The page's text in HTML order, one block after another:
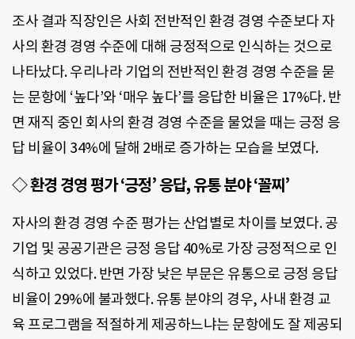
조사 결과 직장인은 사회 전반적인 환경 경영 수준보다 자
사의 환경 경영 수준에 대해 긍정적으로 인식하는 것으로
나타났다. 우리나라 기업의 전반적인 환경 경영 수준을 묻
는 문항에 ‘높다’와 ‘매우 높다’를 응답한 비율은 17%다. 반
면 재직 중인 회사의 환경 경영 수준을 물었을 때는 긍정 응
답 비율이 34%에 달해 2배로 증가하는 모습을 보였다.
◇ 환경 경영 평가 ‘긍정’ 응답, 유통 분야 ‘꼴찌’
자사의 환경 경영 수준 평가는 산업별로 차이를 보였다. 공
기업 및 공공기관은 긍정 응답 40%로 가장 긍정적으로 인
식하고 있었다. 반면 가장 낮은 부문은 유통으로 긍정 응답
비율이 29%에 불과했다. 유통 분야의 경우, 사내 환경 교
육 프로그램을 적절하게 제공하느냐는 문항에도 잘 제공되